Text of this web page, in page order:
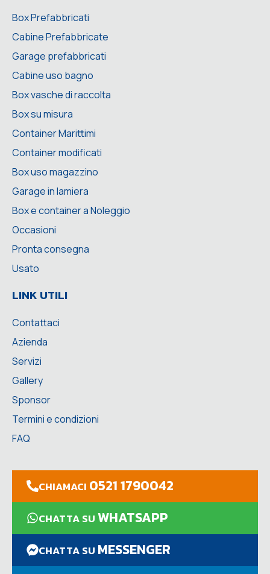
Box Prefabbricati
Cabine Prefabbricate
Garage prefabbricati
Cabine uso bagno
Box vasche di raccolta
Box su misura
Container Marittimi
Container modificati
Box uso magazzino
Garage in lamiera
Box e container a Noleggio
Occasioni
Pronta consegna
Usato
LINK UTILI
Contattaci
Azienda
Servizi
Gallery
Sponsor
Termini e condizioni
FAQ
CHIAMACI 0521 1790042
CHATTA SUWHATSAPP
CHATTA SU MESSENGER